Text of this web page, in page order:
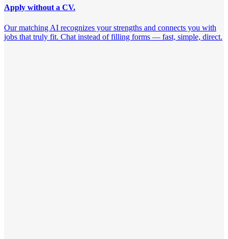
Apply without a CV.
Our matching AI recognizes your strengths and connects you with
jobs that truly fit. Chat instead of filling forms — fast, simple, direct.